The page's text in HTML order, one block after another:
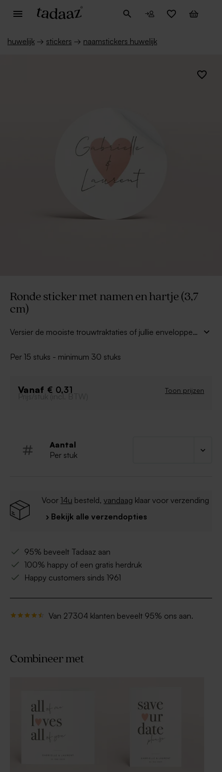
huwelijk → stickers → naamstickers huwelijk
Ronde sticker met namen en hartje (3,7
cm)
Versier de mooiste trouwtraktaties of jullie enveloppes
(3,7 cm) . Kleef ze op geurstokjes, kaarsjes,
complete look.
Per 15 stuks - minimum 30 stuks
Vanaf € 0,31 Toon prijzen
Prijs/stuk (incl. BTW)
Aantal
Per stuk
Voor 14u besteld, vandaag klaar voor verzending
› Bekijk alle verzendopties
95% beveelt Tadaaz aan
100% happy of een gratis herdruk
Happy customers sinds 1961
Van 27304 klanten beveelt 95% ons aan.
Combineer met